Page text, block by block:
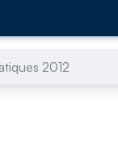
2012